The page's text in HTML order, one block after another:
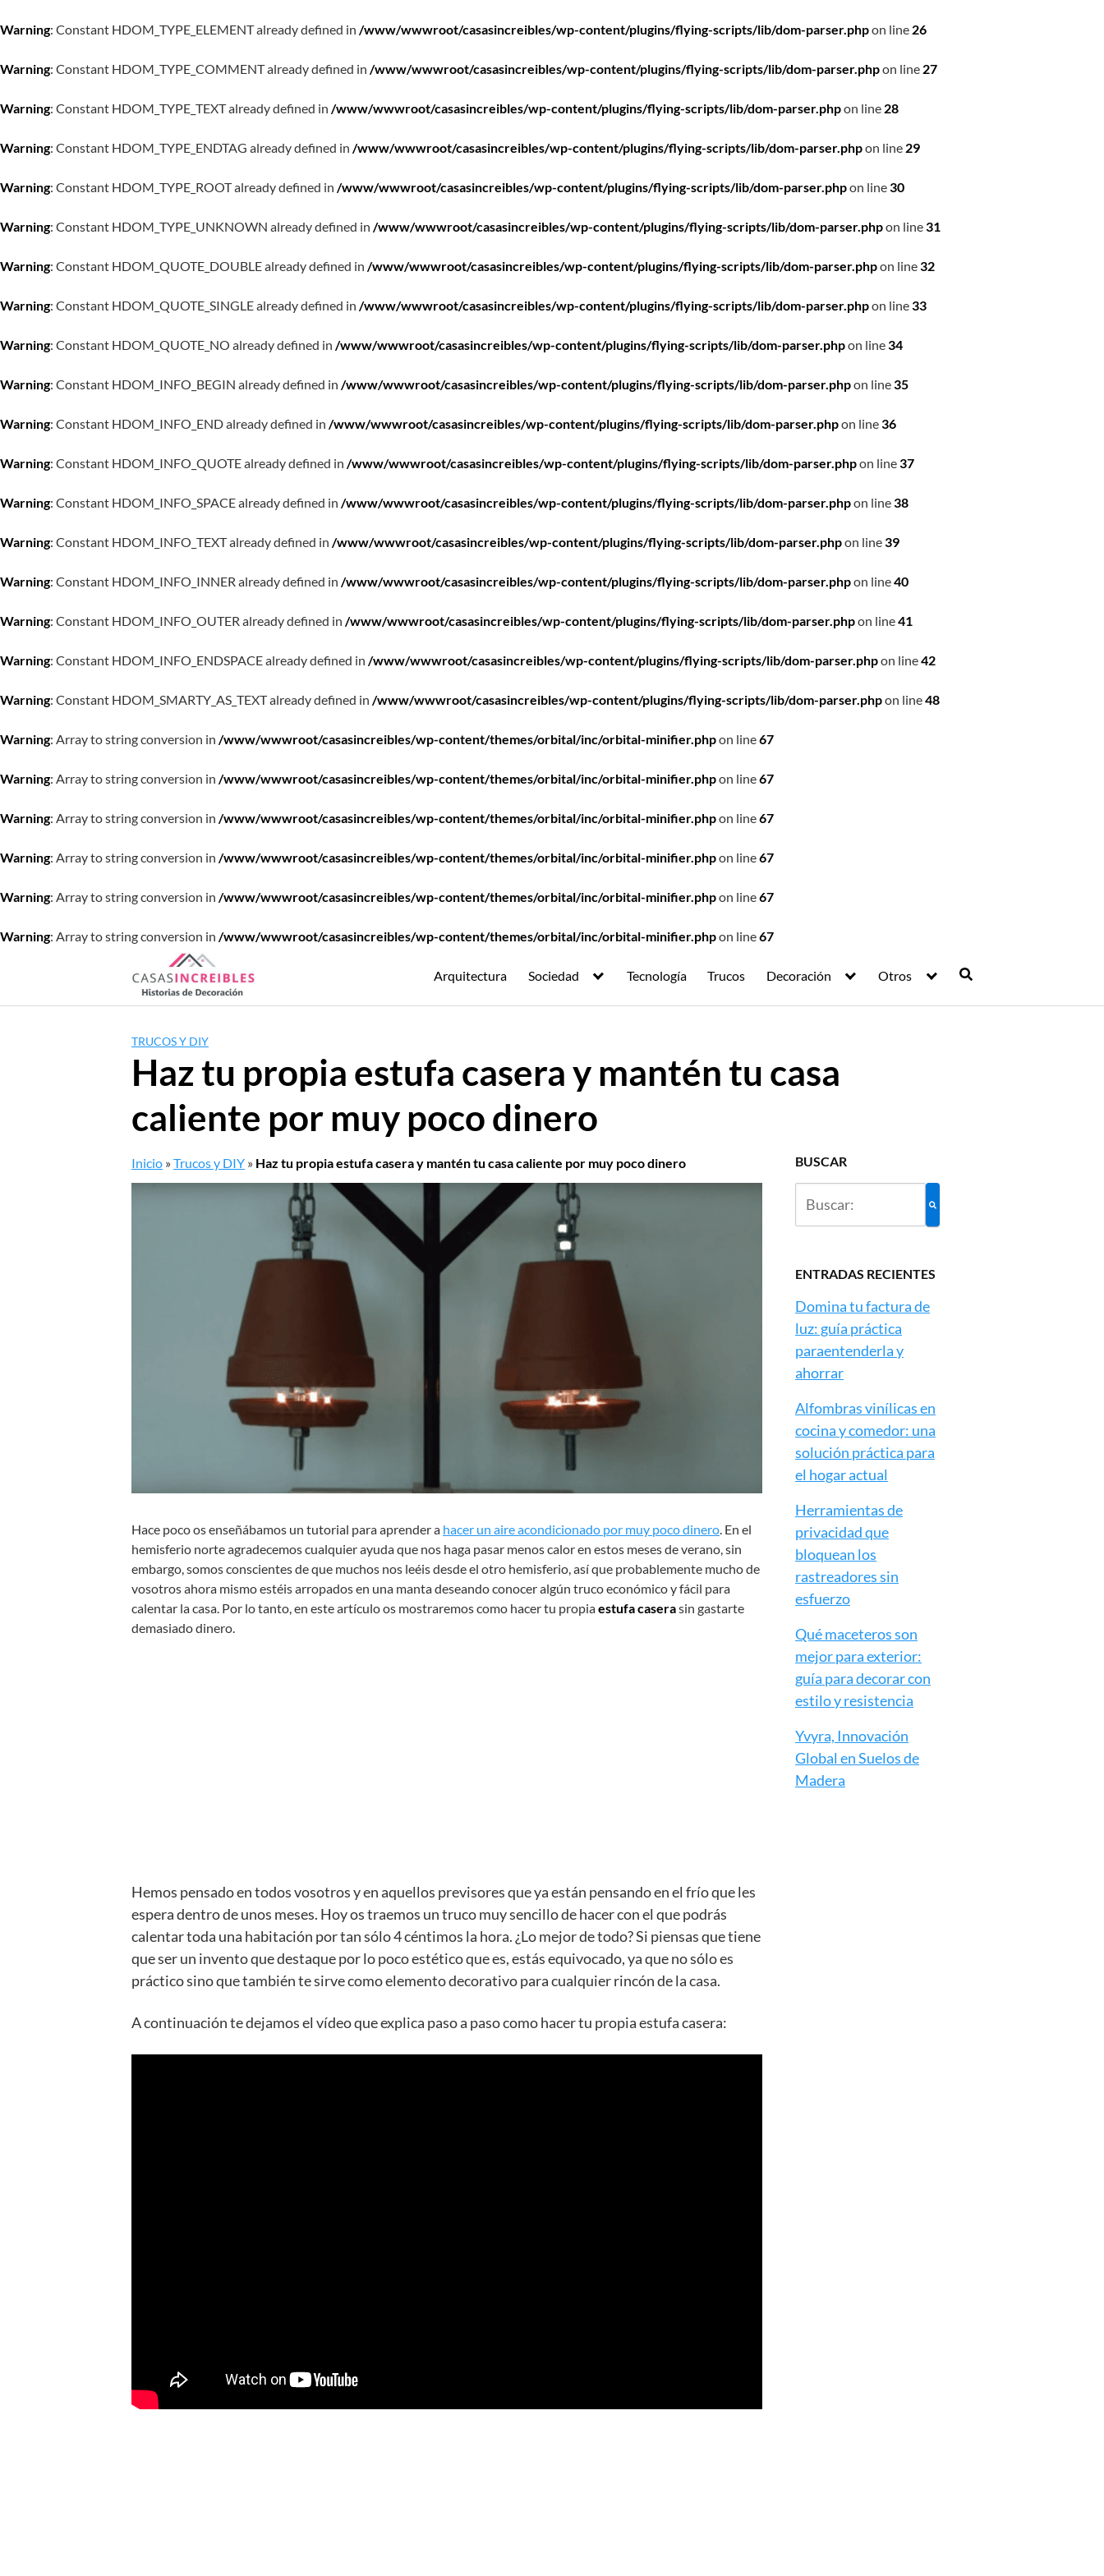
Warning: Constant HDOM_TYPE_ELEMENT already defined in /www/wwwroot/casasincreibles/wp-content/plugins/flying-scripts/lib/dom-parser.phpon line 26
Warning: Constant HDOM_TYPE_COMMENT already defined in /www/wwwroot/casasincreibles/wp-content/plugins/flying-scripts/lib/dom-parser.phpon line 27
Warning: Constant HDOM_TYPE_TEXT already defined in /www/wwwroot/casasincreibles/wp-content/plugins/flying-scripts/lib/dom-parser.phpon line 28
Warning: Constant HDOM_TYPE_ENDTAG already defined in /www/wwwroot/casasincreibles/wp-content/plugins/flying-scripts/lib/dom-parser.phpon line 29
Warning: Constant HDOM_TYPE_ROOT already defined in /www/wwwroot/casasincreibles/wp-content/plugins/flying-scripts/lib/dom-parser.phpon line30
Warning: Constant HDOM_TYPE_UNKNOWN already defined in /www/wwwroot/casasincreibles/wp-content/plugins/flying-scripts/lib/dom-parser.phpon line31
Warning: Constant HDOM_QUOTE_DOUBLE already defined in /www/wwwroot/casasincreibles/wp-content/plugins/flying-scripts/lib/dom-parser.phpon line32
Warning: Constant HDOM_QUOTE_SINGLE already defined in /www/wwwroot/casasincreibles/wp-content/plugins/flying-scripts/lib/dom-parser.phpon line33
Warning: Constant HDOM_QUOTE_NO already defined in /www/wwwroot/casasincreibles/wp-content/plugins/flying-scripts/lib/dom-parser.phpon line34
Warning: Constant HDOM_INFO_BEGIN already defined in /www/wwwroot/casasincreibles/wp-content/plugins/flying-scripts/lib/dom-parser.phpon line35
Warning: Constant HDOM_INFO_END already defined in /www/wwwroot/casasincreibles/wp-content/plugins/flying-scripts/lib/dom-parser.phpon line36
Warning: Constant HDOM_INFO_QUOTE already defined in /www/wwwroot/casasincreibles/wp-content/plugins/flying-scripts/lib/dom-parser.phpon line37
Warning: Constant HDOM_INFO_SPACE already defined in /www/wwwroot/casasincreibles/wp-content/plugins/flying-scripts/lib/dom-parser.phpon line38
Warning: Constant HDOM_INFO_TEXT already defined in /www/wwwroot/casasincreibles/wp-content/plugins/flying-scripts/lib/dom-parser.phpon line39
Warning: Constant HDOM_INFO_INNER already defined in /www/wwwroot/casasincreibles/wp-content/plugins/flying-scripts/lib/dom-parser.phpon line40
Warning: Constant HDOM_INFO_OUTER already defined in /www/wwwroot/casasincreibles/wp-content/plugins/flying-scripts/lib/dom-parser.phpon line41
Warning: Constant HDOM_INFO_ENDSPACE already defined in /www/wwwroot/casasincreibles/wp-content/plugins/flying-scripts/lib/dom-parser.phpon line42
Warning: Constant HDOM_SMARTY_AS_TEXT already defined in /www/wwwroot/casasincreibles/wp-content/plugins/flying-scripts/lib/dom-parser.phpon line48
Warning: Array to string conversion in /www/wwwroot/casasincreibles/wp-content/themes/orbital/inc/orbital-minifier.phpon line67
Warning: Array to string conversion in /www/wwwroot/casasincreibles/wp-content/themes/orbital/inc/orbital-minifier.phpon line67
Warning: Array to string conversion in /www/wwwroot/casasincreibles/wp-content/themes/orbital/inc/orbital-minifier.phpon line67
Warning: Array to string conversion in /www/wwwroot/casasincreibles/wp-content/themes/orbital/inc/orbital-minifier.phpon line67
Warning: Array to string conversion in /www/wwwroot/casasincreibles/wp-content/themes/orbital/inc/orbital-minifier.phpon line67
Warning: Array to string conversion in /www/wwwroot/casasincreibles/wp-content/themes/orbital/inc/orbital-minifier.phpon line67
Arquitectura Sociedad Tecnología Trucos Decoración Otros
TRUCOS Y DIY
Haz tu propia estufa casera y mantén tu casa
caliente por muy poco dinero
Inicio »Trucos y DIY » Haz tu propia estufa casera y mantén tu casa caliente por muy poco dinero
Hace poco os enseñábamos un tutorial para aprender a hacer un aire acondicionado por muy poco dinero . En el
hemisferio norte agradecemos cualquier ayuda que nos haga pasar menos calor en estos meses de verano, sin
embargo, somos conscientes de que muchos nos leéis desde el otro hemisferio, así que probablemente mucho de
vosotros ahora mismo estéis arropados en una manta deseando conocer algún truco económico y fácil para
calentar la casa. Por lo tanto, en este artículo os mostraremos como hacer tu propiaestufa caserasin gastarte
demasiado dinero.
Hemos pensado en todos vosotros y en aquellos previsores que ya están pensando en el frío que les
espera dentro de unos meses. Hoy os traemos un truco muy sencillo de hacer con el que podrás
calentar toda una habitación por tan sólo 4 céntimos la hora. ¿Lo mejor de todo? Si piensas que tiene
que ser un invento que destaque por lo poco estético que es, estás equivocado, ya que no sólo es
práctico sino que también te sirve como elemento decorativo para cualquier rincón de la casa.
A continuación te dejamos el vídeo que explica paso a paso como hacer tu propia estufa casera:
BUSCAR
ENTRADAS RECIENTES
Domina tu factura de
luz: guía práctica
paraentenderla y
ahorrar
Alfombras vinílicas en
cocina y comedor: una
solución práctica para
el hogar actual
Herramientas de
privacidad que
bloquean los
rastreadores sin
esfuerzo
Qué maceteros son
mejor para exterior:
guía para decorar con
estilo y resistencia
Yvyra, Innovación
Global en Suelos de
Madera